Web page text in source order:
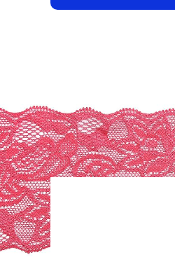
Кружево * эластичное
Кружево *